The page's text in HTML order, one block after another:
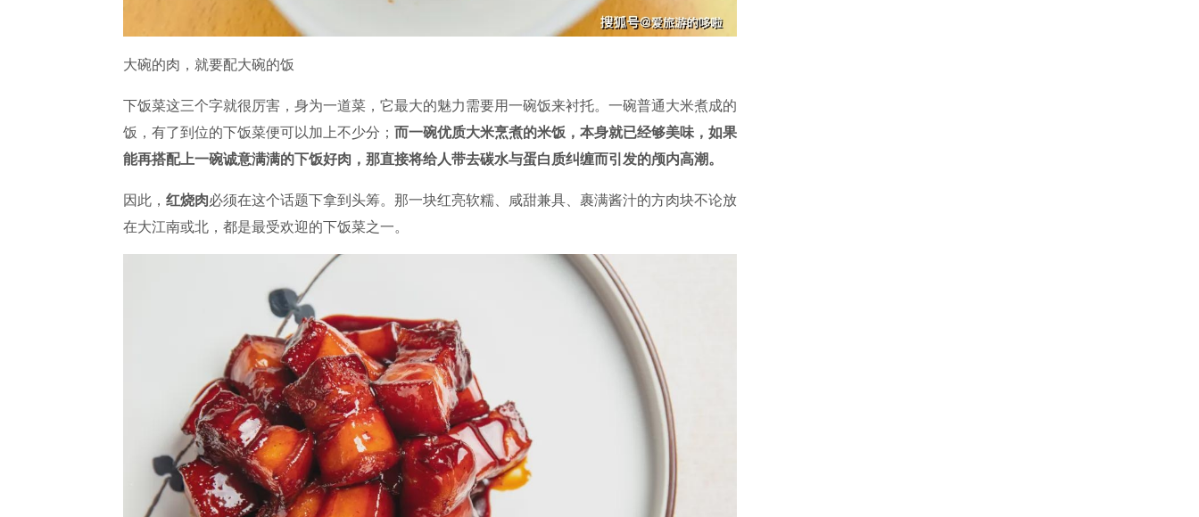
大碗的肉，就要配大碗的饭
下饭菜这三个字就很厉害，身为一道菜，它最大的魅力需要用一碗饭来衬托。一碗普通大米煮成的
饭，有了到位的下饭菜便可以加上不少分； 而一碗优质大米烹煮的米饭，本身就已经够美味，如果
能再搭配上一碗诚意满满的下饭好肉，那直接将给人带去碳水与蛋白质纠缠而引发的颅内高潮。
因此， 红烧肉必须在这个话题下拿到头筹。那一块红亮软糯、咸甜兼具、裹满酱汁的方肉块不论放
在大江南或北，都是最受欢迎的下饭菜之一。